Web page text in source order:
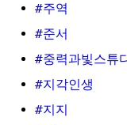
#주역
#준서
#중력과빛스튜
#지각인생
#지지